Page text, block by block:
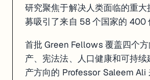
研究聚焦于解决人类面临的重大
募吸引了来自 58 个国家的 400
首批 Green Fellows 覆盖四个
产、宪法法、人口健康和可持
产方向的 Professor Saleem Ali